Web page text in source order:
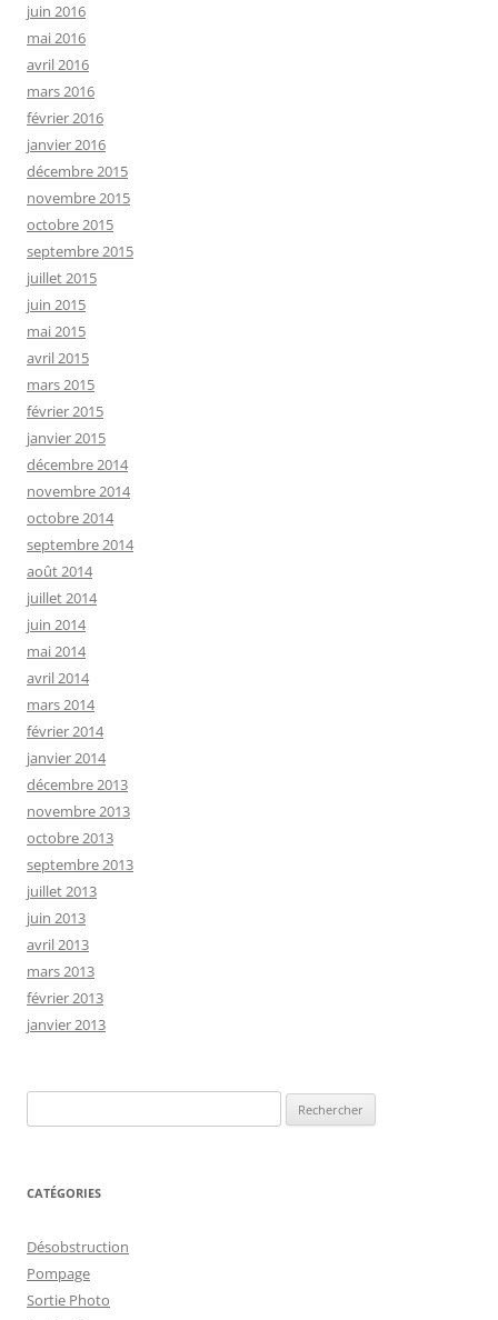
juin 2016
mai 2016
avril 2016
mars 2016
février 2016
janvier 2016
décembre 2015
novembre 2015
octobre 2015
septembre 2015
juillet 2015
juin 2015
mai 2015
avril 2015
mars 2015
février 2015
janvier 2015
décembre 2014
novembre 2014
octobre 2014
septembre 2014
août 2014
juillet 2014
juin 2014
mai 2014
avril 2014
mars 2014
février 2014
janvier 2014
décembre 2013
novembre 2013
octobre 2013
septembre 2013
juillet 2013
juin 2013
avril 2013
mars 2013
février 2013
janvier 2013
CATÉGORIES
Désobstruction
Pompage
Sortie Photo